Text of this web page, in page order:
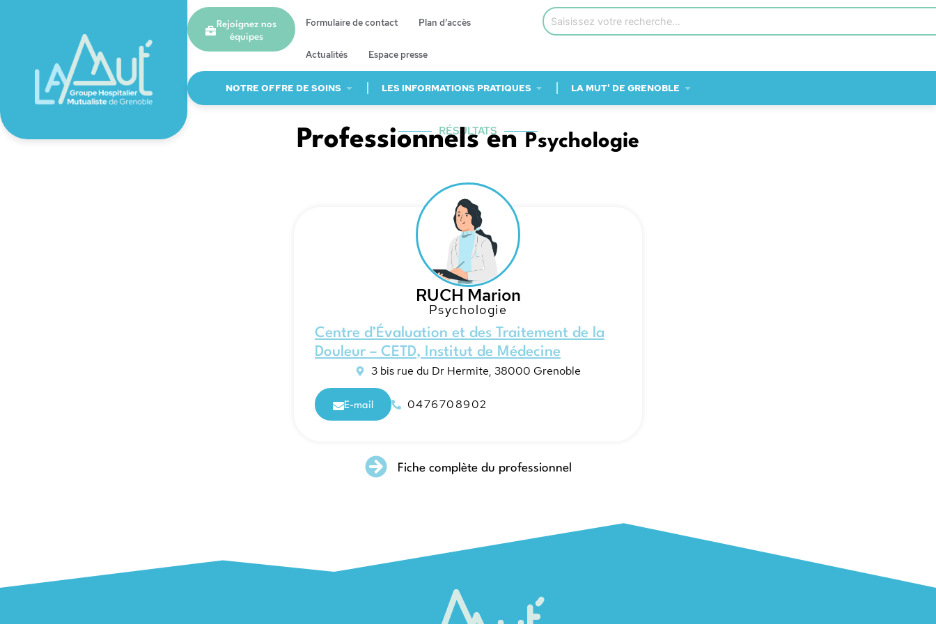
Rejoignez nos
équipes
Formulaire de contact Plan d’accès
Actualités Espace presse
NOTRE OFFRE DE SOINS LES INFORMATIONS PRATIQUES LA MUT' DE GRENOBLE
RÉSULTATS
Professionnels enPsychologie
RUCH Marion
Psychologie
Centre d’Évaluation et des Traitement de la
Douleur – CETD,
Institut de Médecine
3 bis rue du Dr Hermite, 38000 Grenoble
E-mail 0476708902
Fiche complète du professionnel